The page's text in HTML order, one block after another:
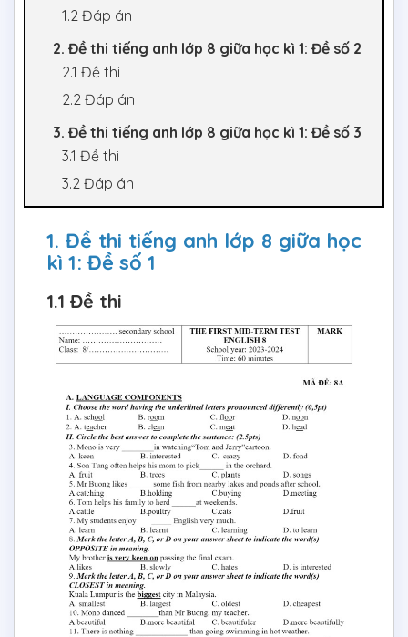
1.2 Đáp án
2. Đề thi tiếng anh lớp 8 giữa học kì 1: Đề số 2
2.1 Đề thi
2.2 Đáp án
3. Đề thi tiếng anh lớp 8 giữa học kì 1: Đề số 3
3.1 Đề thi
3.2 Đáp án
1. Đề thi tiếng anh lớp 8 giữa học
kì 1: Đề số 1
1.1 Đề thi